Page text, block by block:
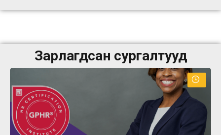
Зарлагдсан сургалтууд